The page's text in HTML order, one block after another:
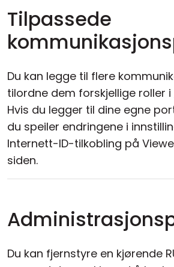
Tilpassede
Du kan legge til flere
tilordne dem forskjellige roller i
Hvis du legger til dine egne
du speiler endringene i
Internett-ID-tilkobling på
siden.
Du kan fjernstyre en kjørende